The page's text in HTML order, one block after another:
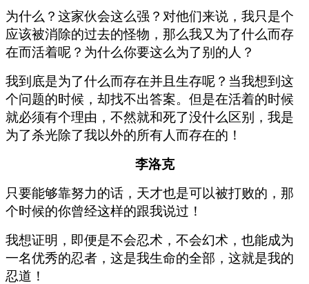
为什么？这家伙会这么强？对他们来说，我只是个
应该被消除的过去的怪物，那么我又为了什么而存
在而活着呢？为什么你要这么为了别的人？
我到底是为了什么而存在并且生存呢？当我想到这
个问题的时候，却找不出答案。但是在活着的时候
就必须有个理由，不然就和死了没什么区别，我是
为了杀光除了我以外的所有人而存在的！
李洛克
只要能够靠努力的话，天才也是可以被打败的，那
个时候的你曾经这样的跟我说过！
我想证明，即便是不会忍术，不会幻术，也能成为
一名优秀的忍者，这是我生命的全部，这就是我的
忍道！